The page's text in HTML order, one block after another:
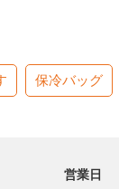
保冷バッグ
営業日